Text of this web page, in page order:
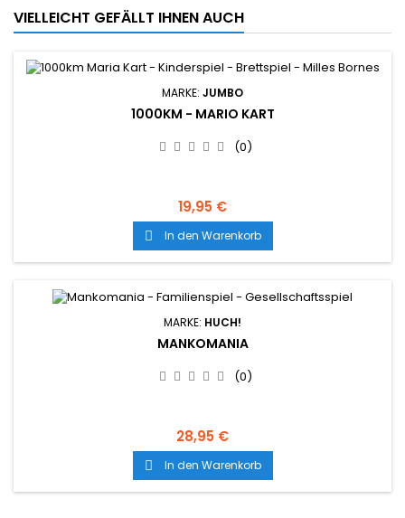
VIELLEICHT GEFÄLLT IHNEN AUCH
MARKE: JUMBO
1000KM - MARIO KART
(0)
19,95 €
 In den Warenkorb
MARKE: HUCH!
MANKOMANIA
(0)
28,95 €
 In den Warenkorb